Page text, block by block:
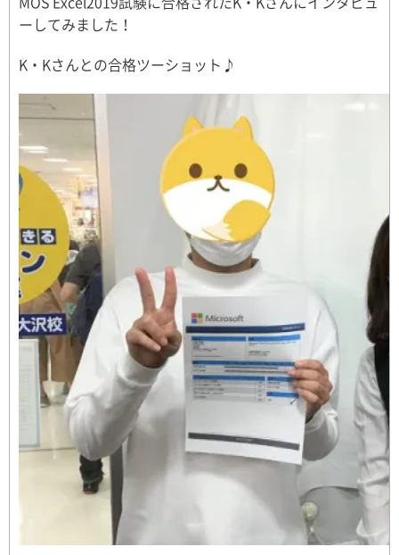
ーしてみました！
K・Kさんとの合格ツーショット♪